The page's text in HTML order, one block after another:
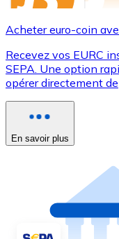
Acheter euro-coin
Recevez vos EURC
SEPA. Une option
opérer directement
En savoir plus